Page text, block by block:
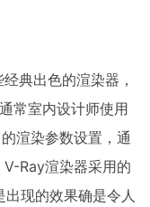
典出色的渲染器，
常室内设计师使用
渲染参数设置，通
Ray渲染器采用的
现的效果确是令人